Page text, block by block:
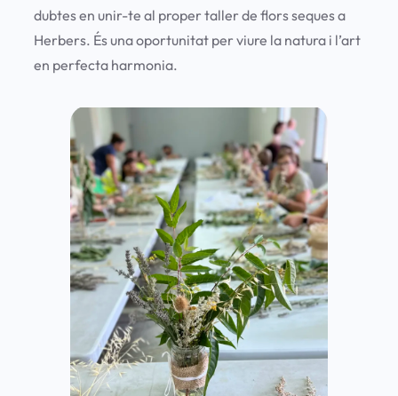
dubtes en unir-te al proper taller de flors seques a
Herbers. És una oportunitat per viure la natura i l’art
en perfecta harmonia.